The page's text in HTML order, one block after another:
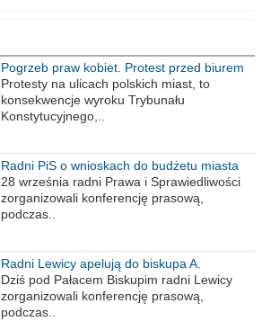
Pogrzeb praw kobiet. Protest przed biurem
poselskim PiS
Protesty na ulicach polskich miast, to
konsekwencje wyroku Trybunału
Konstytucyjnego,..
Radni PiS o wnioskach do budżetu miasta
na 2021 rok
28 września radni Prawa i Sprawiedliwości
zorganizowali konferencję prasową,
podczas..
Radni Lewicy apelują do biskupa A.
Wiesława Meringa
Dziś pod Pałacem Biskupim radni Lewicy
zorganizowali konferencję prasową,
podczas..